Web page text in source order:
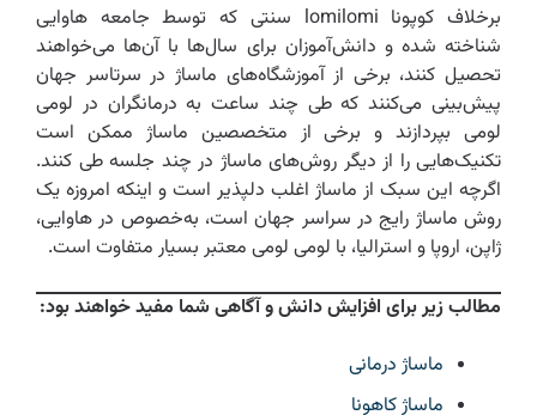
برخلاف کوپونا lomilomi سنتی که توسط جامعه هاوایی
شناخته شده و دانش‌آموزان برای سال‌ها با آن‌ها می‌خواهند
تحصیل کنند، برخی از آموزشگاه‌های ماساژ در سرتاسر جهان
پیش‌بینی می‌کنند که طی چند ساعت به درمانگران در لومی
لومی بپردازند و برخی از متخصصین ماساژ ممکن است
تکنیک‌هایی را از دیگر روش‌های ماساژ در چند جلسه طی کنند.
اگرچه این سبک از ماساژ اغلب دلپذیر است و اینکه امروزه یک
روش ماساژ رایج در سراسر جهان است، به‌خصوص در هاوایی،
ژاپن، اروپا و استرالیا، با لومی لومی معتبر بسیار متفاوت است.
مطالب زیر برای افزایش دانش و آگاهی شما مفید خواهند بود:
ماساژ درمانی
ماساژ کاهونا